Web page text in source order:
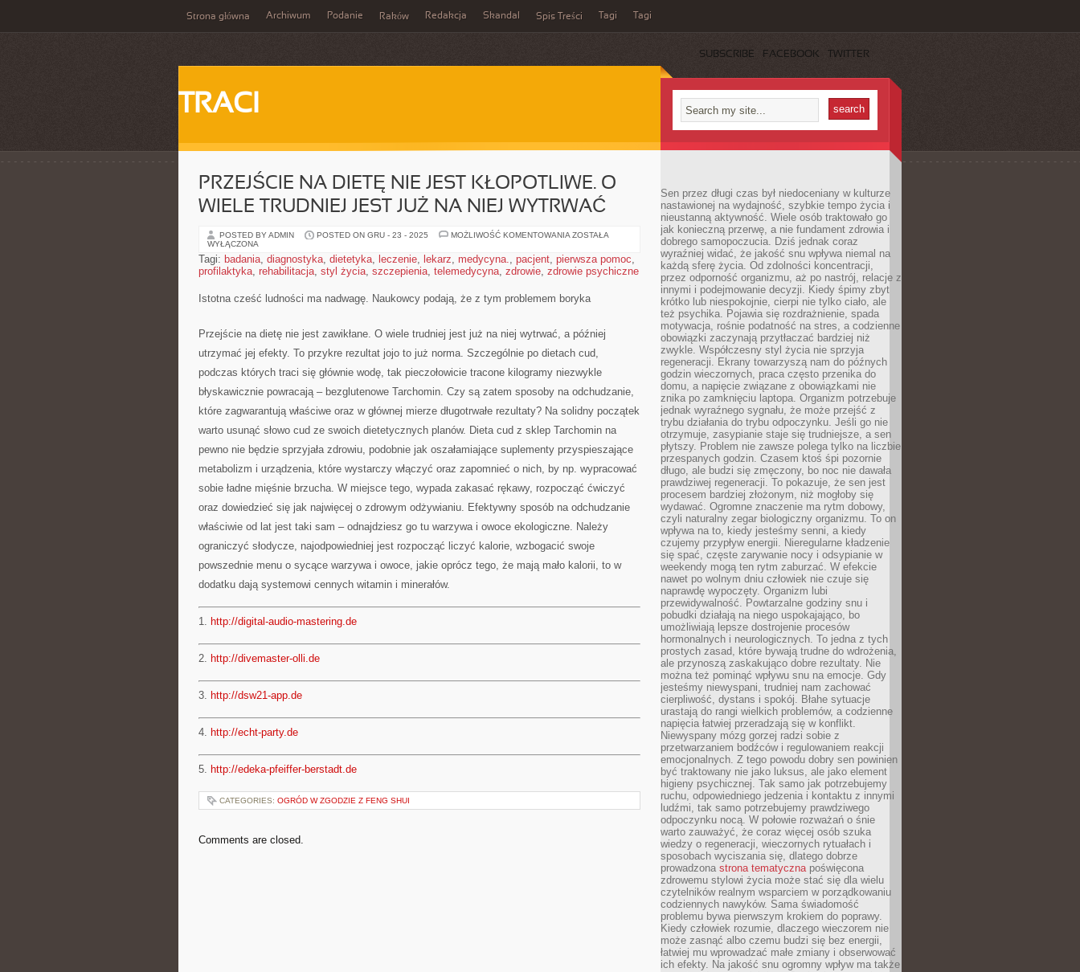
Strona główna Archiwum Podanie Raków Redakcja Skandal Spis Treści Tagi Tagi
SUBSCRIBE FACEBOOK TWITTER
TRACI
PRZEJŚCIE NA DIETĘ NIE JEST KŁOPOTLIWE. O
WIELE TRUDNIEJ JEST JUŻ NA NIEJ WYTRWAĆ
POSTED BY ADMIN POSTED ON GRU - 23 - 2025 MOŻLIWOŚĆ KOMENTOWANIA PRZEJŚCIE
NIE
JEST
KŁOPOTLIWE.
WIELE
TRUDNIEJ
NA
NIEJ
WYTRWAĆ
ZOSTAŁA
WYŁĄCZONA
Tagi: badania, diagnostyka, dietetyka, leczenie, lekarz, medycyna., pacjent, pierwsza pomoc,
profilaktyka, rehabilitacja, styl życia, szczepienia, telemedycyna, zdrowie, zdrowie psychiczne
Istotna cześć ludności ma nadwagę. Naukowcy podają, że z tym problemem boryka
Przejście na dietę nie jest zawikłane. O wiele trudniej jest już na niej wytrwać, a później
utrzymać jej efekty. To przykre rezultat jojo to już norma. Szczególnie po dietach cud,
podczas których traci się głównie wodę, tak pieczołowicie tracone kilogramy niezwykle
błyskawicznie powracają – bezglutenowe Tarchomin. Czy są zatem sposoby na odchudzanie,
które zagwarantują właściwe oraz w głównej mierze długotrwałe rezultaty? Na solidny początek
warto usunąć słowo cud ze swoich dietetycznych planów. Dieta cud z sklep Tarchomin na
pewno nie będzie sprzyjała zdrowiu, podobnie jak oszałamiające suplementy przyspieszające
metabolizm i urządzenia, które wystarczy włączyć oraz zapomnieć o nich, by np. wypracować
sobie ładne mięśnie brzucha. W miejsce tego, wypada zakasać rękawy, rozpocząć ćwiczyć
oraz dowiedzieć się jak najwięcej o zdrowym odżywianiu. Efektywny sposób na odchudzanie
właściwie od lat jest taki sam – odnajdziesz go tu warzywa i owoce ekologiczne. Należy
ograniczyć słodycze, najodpowiedniej jest rozpocząć liczyć kalorie, wzbogacić swoje
powszednie menu o sycące warzywa i owoce, jakie oprócz tego, że mają mało kalorii, to w
dodatku dają systemowi cennych witamin i minerałów.
1. http://digital-audio-mastering.de
2. http://divemaster-olli.de
3. http://dsw21-app.de
4. http://echt-party.de
5. http://edeka-pfeiffer-berstadt.de
CATEGORIES: OGRÓD W ZGODZIE Z FENG SHUI
Comments are closed.
Sen przez długi czas był niedoceniany w kulturze
nastawionej na wydajność, szybkie tempo życia i
nieustanną aktywność. Wiele osób traktowało go
jak konieczną przerwę, a nie fundament zdrowia i
dobrego samopoczucia. Dziś jednak coraz
wyraźniej widać, że jakość snu wpływa niemal na
każdą sferę życia. Od zdolności koncentracji,
przez odporność organizmu, aż po nastrój, relacje z
innymi i podejmowanie decyzji. Kiedy śpimy zbyt
krótko lub niespokojnie, cierpi nie tylko ciało, ale
też psychika. Pojawia się rozdrażnienie, spada
motywacja, rośnie podatność na stres, a codzienne
obowiązki zaczynają przytłaczać bardziej niż
zwykle. Współczesny styl życia nie sprzyja
regeneracji. Ekrany towarzyszą nam do późnych
godzin wieczornych, praca często przenika do
domu, a napięcie związane z obowiązkami nie
znika po zamknięciu laptopa. Organizm potrzebuje
jednak wyraźnego sygnału, że może przejść z
trybu działania do trybu odpoczynku. Jeśli go nie
otrzymuje, zasypianie staje się trudniejsze, a sen
płytszy. Problem nie zawsze polega tylko na liczbie
przespanych godzin. Czasem ktoś śpi pozornie
długo, ale budzi się zmęczony, bo noc nie dawała
prawdziwej regeneracji. To pokazuje, że sen jest
procesem bardziej złożonym, niż mogłoby się
wydawać. Ogromne znaczenie ma rytm dobowy,
czyli naturalny zegar biologiczny organizmu. To on
wpływa na to, kiedy jesteśmy senni, a kiedy
czujemy przypływ energii. Nieregularne kładzenie
się spać, częste zarywanie nocy i odsypianie w
weekendy mogą ten rytm zaburzać. W efekcie
nawet po wolnym dniu człowiek nie czuje się
naprawdę wypoczęty. Organizm lubi
przewidywalność. Powtarzalne godziny snu i
pobudki działają na niego uspokajająco, bo
umożliwiają lepsze dostrojenie procesów
hormonalnych i neurologicznych. To jedna z tych
prostych zasad, które bywają trudne do wdrożenia,
ale przynoszą zaskakująco dobre rezultaty. Nie
można też pominąć wpływu snu na emocje. Gdy
jesteśmy niewyspani, trudniej nam zachować
cierpliwość, dystans i spokój. Błahe sytuacje
urastają do rangi wielkich problemów, a codzienne
napięcia łatwiej przeradzają się w konflikt.
Niewyspany mózg gorzej radzi sobie z
przetwarzaniem bodźców i regulowaniem reakcji
emocjonalnych. Z tego powodu dobry sen powinien
być traktowany nie jako luksus, ale jako element
higieny psychicznej. Tak samo jak potrzebujemy
ruchu, odpowiedniego jedzenia i kontaktu z innymi
ludźmi, tak samo potrzebujemy prawdziwego
odpoczynku nocą. W połowie rozważań o śnie
warto zauważyć, że coraz więcej osób szuka
wiedzy o regeneracji, wieczornych rytuałach i
sposobach wyciszania się, dlatego dobrze
prowadzona strona tematycznapoświęcona
zdrowemu stylowi życia może stać się dla wielu
czytelników realnym wsparciem w porządkowaniu
codziennych nawyków. Sama świadomość
problemu bywa pierwszym krokiem do poprawy.
Kiedy człowiek rozumie, dlaczego wieczorem nie
może zasnąć albo czemu budzi się bez energii,
łatwiej mu wprowadzać małe zmiany i obserwować
ich efekty. Na jakość snu ogromny wpływ ma także